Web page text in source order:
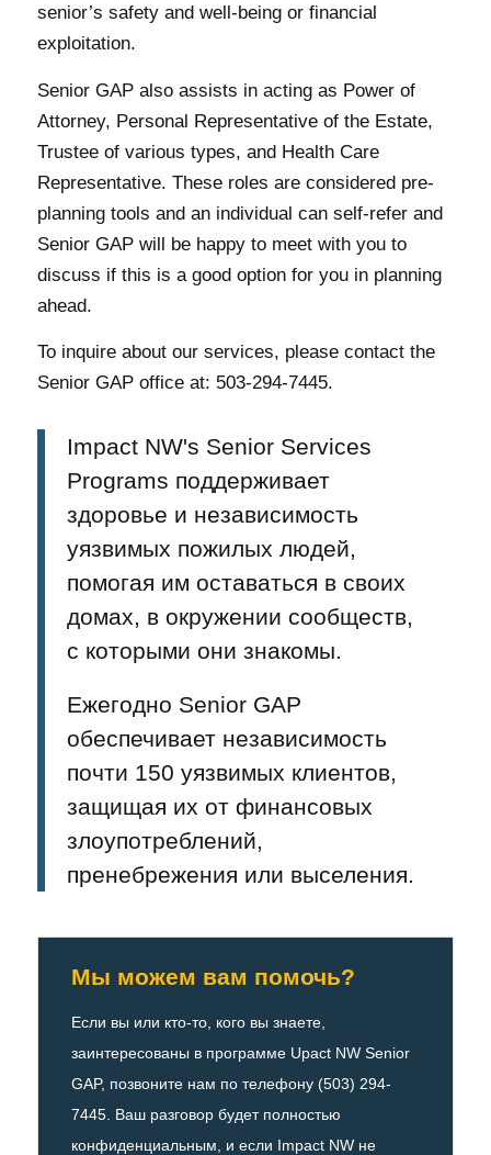
senior’s safety and well-being or financial
exploitation.
Senior GAP also assists in acting as Power of
Attorney, Personal Representative of the Estate,
Trustee of various types, and Health Care
Representative. These roles are considered pre-
planning tools and an individual can self-refer and
Senior GAP will be happy to meet with you to
discuss if this is a good option for you in planning
ahead.
To inquire about our services, please contact the
Senior GAP office at: 503-294-7445.
Impact NW's Senior Services
Programs поддерживает
здоровье и независимость
уязвимых пожилых людей,
помогая им оставаться в своих
домах, в окружении сообществ,
с которыми они знакомы.
Ежегодно Senior GAP
обеспечивает независимость
почти 150 уязвимых клиентов,
защищая их от финансовых
злоупотреблений,
пренебрежения или выселения.
Мы можем вам помочь?
Если вы или кто-то, кого вы знаете,
заинтересованы в программе Upact NW Senior
GAP, позвоните нам по телефону (503) 294-
7445. Ваш разговор будет полностью
конфиденциальным, и если Impact NW не